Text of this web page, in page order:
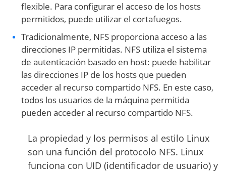
flexible. Para configurar el acceso de los hosts
permitidos, puede utilizar el cortafuegos.
Tradicionalmente, NFS proporciona acceso a las
direcciones IP permitidas. NFS utiliza el sistema
de autenticación basado en host: puede habilitar
las direcciones IP de los hosts que pueden
acceder al recurso compartido NFS. En este caso,
todos los usuarios de la máquina permitida
pueden acceder al recurso compartido NFS.
La propiedad y los permisos al estilo Linux
son una función del protocolo NFS. Linux
funciona con UID (identificador de usuario) y